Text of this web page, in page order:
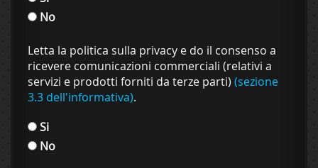
No
Letta la politica sulla privacy e do il consenso a
ricevere comunicazioni commerciali (relativi a
servizi e prodotti forniti da terze parti) (sezione
3.3 dell'informativa).
Si
No